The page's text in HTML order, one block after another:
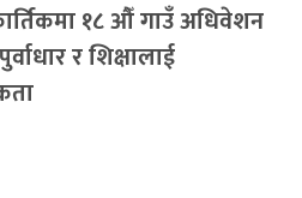
१८ औँ गाउँ अधिवेशन
र शिक्षालाई